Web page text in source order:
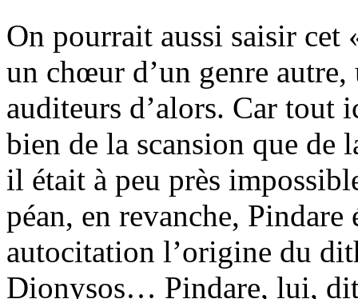
On pourrait aussi saisir
un chœur d’un genre
auditeurs d’alors. Car tout
bien de la scansion que de
il était à peu près
péan, en revanche,
autocitation l’origine du
Dionysos… Pindare, lui, dit